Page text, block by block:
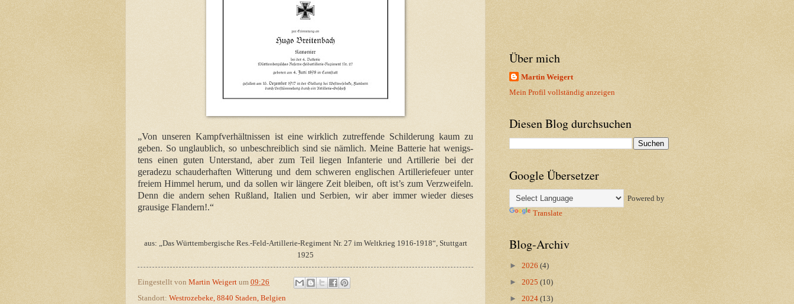
„Von unseren Kampfverhältnissen ist eine wirklich zutreffende Schilderung kaum zu
geben. So unglaublich, so unbeschreiblich sind sie nämlich. Meine Batterie hat wenigs-
tens einen guten Unterstand, aber zum Teil liegen Infanterie und Artillerie bei der
geradezu schauderhaften Witterung und dem schweren englischen Artilleriefeuer unter
freiem Himmel herum, und da sollen wir längere Zeit bleiben, oft ist’s zum Verzweifeln.
Denn die andern sehen Rußland, Italien und Serbien, wir aber immer wieder dieses
grausige Flandern!.“
aus: „Das Württembergische Res.-Feld-Artillerie-Regiment Nr. 27 im Weltkrieg 1916-1918“, Stuttgart
1925
Eingestellt von Martin Weigert um 09:26
Standort: Westrozebeke, 8840 Staden, Belgien
Über mich
Martin Weigert
Mein Profil vollständig anzeigen
Diesen Blog durchsuchen
Google Übersetzer
Powered by
Translate
Blog-Archiv
► 2026 (4)
► 2025 (10)
► 2024 (13)